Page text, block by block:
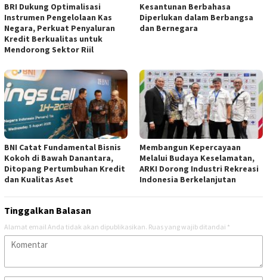
BRI Dukung Optimalisasi
Instrumen Pengelolaan Kas
Negara, Perkuat Penyaluran
Kredit Berkualitas untuk
Mendorong Sektor Riil
Kesantunan Berbahasa
Diperlukan dalam Berbangsa
dan Bernegara
BNI Catat Fundamental Bisnis
Kokoh di Bawah Danantara,
Ditopang Pertumbuhan Kredit
dan Kualitas Aset
Membangun Kepercayaan
Melalui Budaya Keselamatan,
ARKI Dorong Industri Rekreasi
Indonesia Berkelanjutan
Tinggalkan Balasan
Alamat email Anda tidak akan dipublikasikan. Ruas yang wajib ditandai *